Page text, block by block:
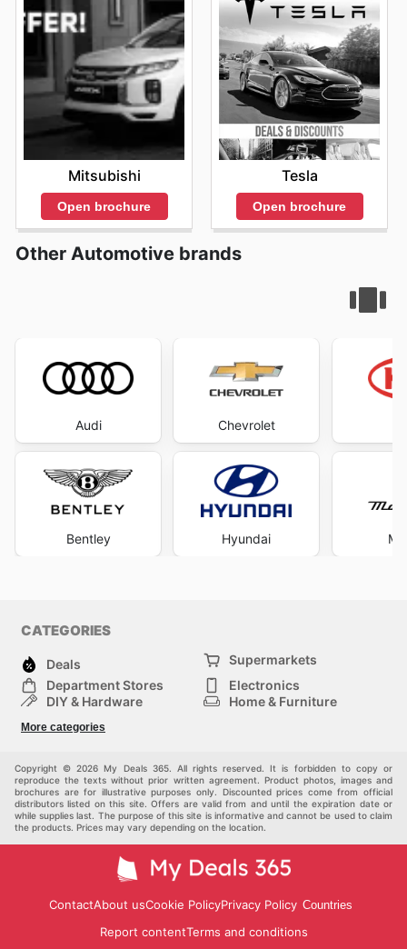
Mitsubishi
Open brochure
Tesla
Open brochure
Other Automotive brands
Audi
Bentley
Chevrolet
Hyundai
CATEGORIES
Deals
Supermarkets
Department Stores
Electronics
DIY & Hardware
Home & Furniture
Sports
More categories
Copyright © 2026 My Deals 365. All rights reserved. It is forbidden to copy or
reproduce the texts without prior written agreement. Product photos, images and
brochures are for illustrative purposes only. Discounted prices come from official
distributors listed on this site. Offers are valid from and until the expiration date or
while supplies last. The purpose of this site is informative and cannot be used to claim
the products. Prices may vary depending on the location.
ContactAbout usCookie PolicyPrivacy Policy Countries
Report contentTerms and conditions